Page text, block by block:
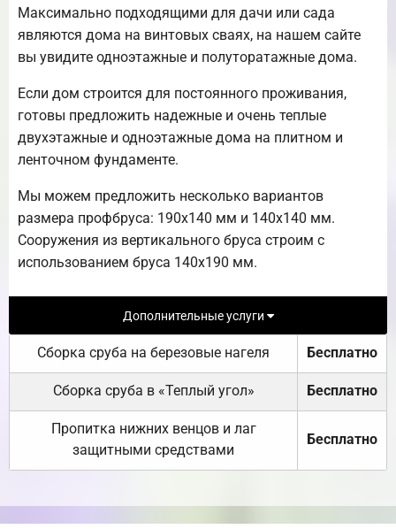
Максимально подходящими для дачи или сада
являются дома на винтовых сваях, на нашем сайте
вы увидите одноэтажные и полуторатажные дома.
Если дом строится для постоянного проживания,
готовы предложить надежные и очень теплые
двухэтажные и одноэтажные дома на плитном и
ленточном фундаменте.
Мы можем предложить несколько вариантов
размера профбруса: 190х140 мм и 140х140 мм.
Сооружения из вертикального бруса строим с
использованием бруса 140х190 мм.
Дополнительные услуги
Сборка сруба на березовые нагеля Бесплатно
Сборка сруба в «Теплый угол» Бесплатно
Пропитка нижних венцов и лаг
защитными средствами
Бесплатно